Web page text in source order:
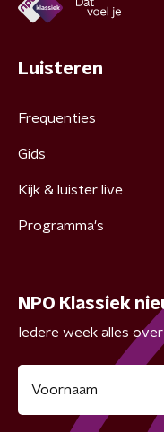
Luisteren
Frequenties
Gids
Kijk & luister live
Programma's
NPO Klassiek
Iedere week alles